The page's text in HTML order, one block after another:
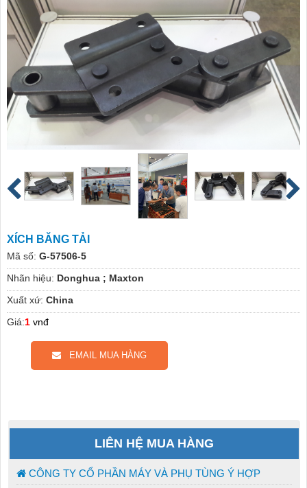
XÍCH BĂNG TẢI
Mã số: G-57506-5
Nhãn hiệu: Donghua ; Maxton
Xuất xứ: China
Giá:1 vnđ
EMAIL MUA HÀNG
LIÊN HỆ MUA HÀNG
CÔNG TY CỔ PHẦN MÁY VÀ PHỤ TÙNG Ý HỢP